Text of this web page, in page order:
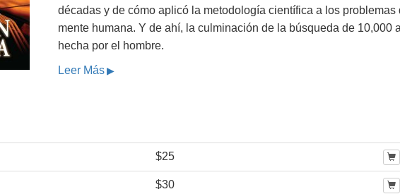
décadas y de cómo aplicó la metodología científica a los problemas
mente humana. Y de ahí, la culminación de la búsqueda de 10,000
hecha por el hombre.
Leer Más
$25
$30